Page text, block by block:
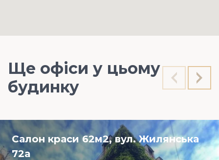
Ще офіси у цьому
будинку
Салон краси 62м2, вул. Жилянська
72а